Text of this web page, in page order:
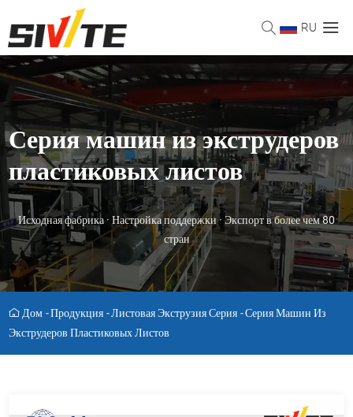
RU
Серия машин из экструдеров
пластиковых листов
Исходная фабрика · Настройка поддержки · Экспорт в более чем 80
стран
Дом -Продукция -Листовая Экструзия Серия -Серия Машин Из
Экструдеров Пластиковых Листов